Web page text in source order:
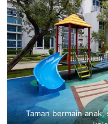
Taman bermain